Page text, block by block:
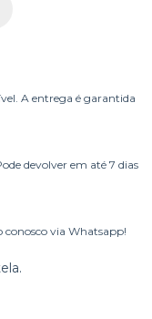
A entrega é garantida
devolver em até 7 dias
via Whatsapp!